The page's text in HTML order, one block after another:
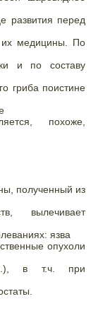
развития перед
их медицины. По
и по составу
гриба поистине
похоже,
полученный из
вылечивает
язва
опухоли
в т.ч. при